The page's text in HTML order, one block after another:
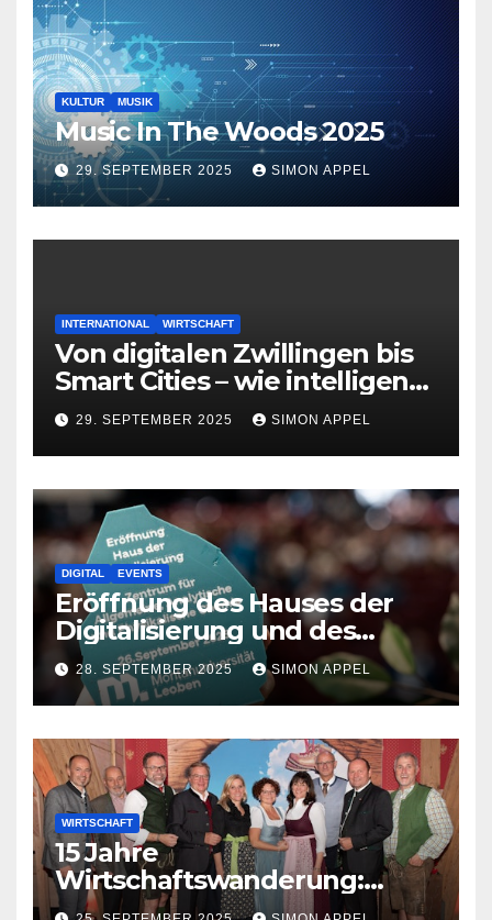
KULTUR MUSIK
Music In The Woods 2025
29. SEPTEMBER 2025 SIMON APPEL
INTERNATIONAL WIRTSCHAFT
Von digitalen Zwillingen bis
Smart Cities – wie intelligente
Systeme die Zukunft
gestalten
29. SEPTEMBER 2025 SIMON APPEL
DIGITAL EVENTS
Eröffnung des Hauses der
Digitalisierung und des
neuen Chemiezentrums an
der Montanuniversität
Leoben
28. SEPTEMBER 2025 SIMON APPEL
WIRTSCHAFT
15 Jahre
Wirtschaftswanderung:
Wirtschaft und Politik im